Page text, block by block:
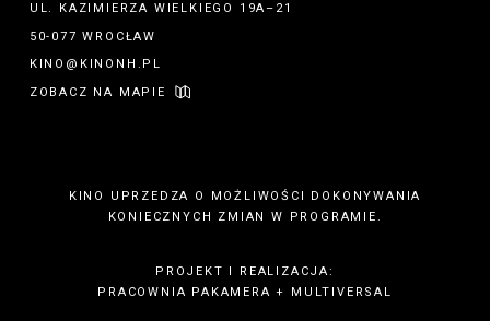
UL. KAZIMIERZA WIELKIEGO 19A–21
50-077 WROCŁAW
KINO@KINONH.PL
ZOBACZ NA MAPIE
KINO UPRZEDZA O MOŻLIWOŚCI DOKONYWANIA
KONIECZNYCH ZMIAN W PROGRAMIE.
PROJEKT I REALIZACJA:
PRACOWNIA PAKAMERA + MULTIVERSAL